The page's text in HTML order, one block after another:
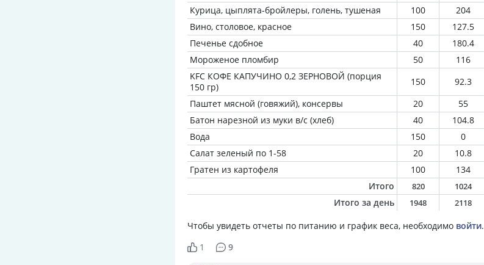
Курица, цыплята-бройлеры, голень, тушеная 100 204
Вино, столовое, красное
150 127.5
Печенье сдобное
40 180.4
Мороженое пломбир
50 116
KFC КОФЕ КАПУЧИНО 0,2 ЗЕРНОВОЙ (порция
150 гр)
150 92.3
Паштет мясной (говяжий), консервы
20 55
Батон нарезной из муки в/с (хлеб)
40 104.8
Вода
150 0
Салат зеленый по 1-58
20 10.8
Гратен из картофеля
100 134
Итого
820 1024
Итого за день 1948 2118
Чтобы увидеть отчеты по питанию и график веса, необходимо войти.
1
9